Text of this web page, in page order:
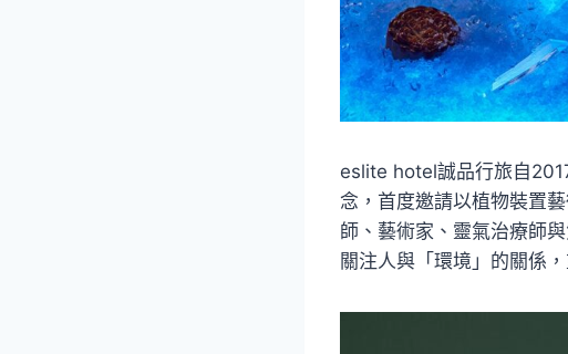
eslite hotel誠品行旅自
念，首度邀請以植物裝置
師、藝術家、靈氣治療師
關注人與「環境」的關係